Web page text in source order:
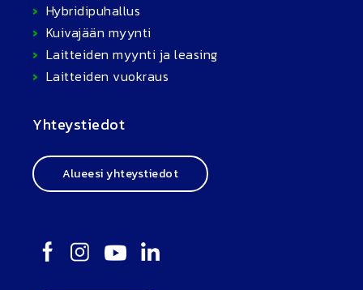
Hybridipuhallus
Kuivajään myynti
Laitteiden myynti ja leasing
Laitteiden vuokraus
Yhteystiedot
Alueesi yhteystiedot